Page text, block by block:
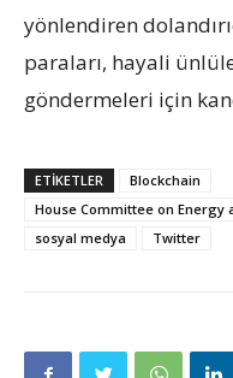
yönlendiren
paraları, hayali
göndermeleri için
ETIKETLER
Blockchain
House Committee on Energy
sosyal medya
Twitter